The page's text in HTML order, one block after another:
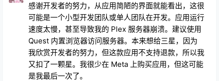
感谢开发者的努力，从应用简陋的界面就能看出，这很
可能是一个小型开发团队或单人团队在开发。应用运行
速度太慢，甚至导致我的 Plex 服务器崩溃。建议使用
Quest 内置浏览器访问服务器。本来想给三星，因为
我欣赏开发者的努力，但这款应用不支持退款，所以我
又扣了一颗星。我很少在 Meta 上购买应用，但这可能
是我最后一次了。